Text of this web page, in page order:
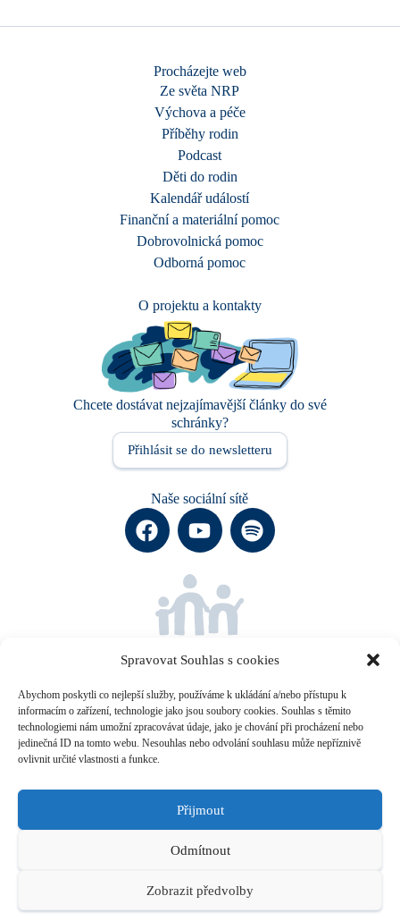
Spravovat Souhlas s cookies
Abychom poskytli co nejlepší služby, používáme k ukládání a/nebo přístupu k
informacím o zařízení, technologie jako jsou soubory cookies. Souhlas s těmito
technologiemi nám umožní zpracovávat údaje, jako je chování při procházení nebo
jedinečná ID na tomto webu. Nesouhlas nebo odvolání souhlasu může nepříznivě
ovlivnit určité vlastnosti a funkce.
Přijmout
Odmítnout
Zobrazit předvolby
Procházejte web
Ze světa NRP
Výchova a péče
Příběhy rodin
Podcast
Děti do rodin
Kalendář událostí
Finanční a materiální pomoc
Dobrovolnická pomoc
Odborná pomoc
O projektu a kontakty
Chcete dostávat nejzajímavější články do své
schránky?
Přihlásit se do newsletteru
Naše sociální sítě
rodinnou péči.
Projekt vznikl za podporyNadace Jistota Komerční bankya
organizace
platbě uveďte tento text: RSDAR